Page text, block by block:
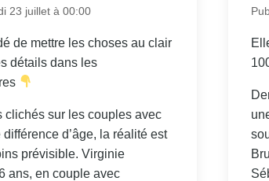
23 juillet à 00:00
de mettre les choses au clair
détails dans les
clichés sur les couples avec
d’âge, la réalité est
prévisible. Virginie
ans, en couple avec